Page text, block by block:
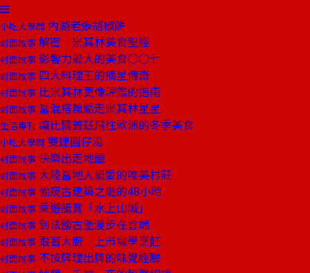
小吃大學問 內湖老張胡椒餅
封面故事 解密 米其林美食聖經
封面故事 影響力最大的美食○○七
封面故事 四大料理王的摘星傳奇
封面故事 比米其林更像評鑑的指南
封面故事 當混搭風颳走米其林星星
生活專刊 讓比爾蓋茲飛往歐洲的冬季美食
小吃大學問 雙連圓仔湯
封面故事 快樂出走地圖
封面故事 大陸當地人最愛的唯美村莊
封面故事 偷窺古建築之謎的48小時
封面故事 乘遊艇賞「水上山城」
封面故事 到法國古堡漫步在雲端
封面故事 跟著大廚 上市場學烹飪
封面故事 不按牌理出牌的味覺經驗